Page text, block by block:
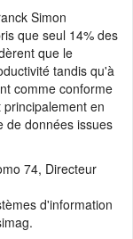
Simon
que seul 14% des
que le
tandis qu'à
comme conforme
en
de données issues
74, Directeur
d'information